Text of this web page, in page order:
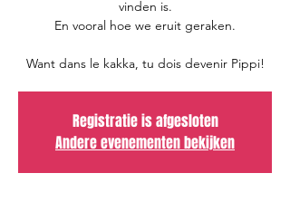
vinden is.
En vooral hoe we eruit geraken.
Want dans le kakka, tu dois devenir Pippi!
Registratie is afgesloten
Andere evenementen bekijken